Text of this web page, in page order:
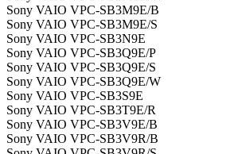
Sony VAIO VPC-SB3M9E/B
Sony VAIO VPC-SB3M9E/S
Sony VAIO VPC-SB3N9E
Sony VAIO VPC-SB3Q9E/P
Sony VAIO VPC-SB3Q9E/S
Sony VAIO VPC-SB3Q9E/W
Sony VAIO VPC-SB3S9E
Sony VAIO VPC-SB3T9E/R
Sony VAIO VPC-SB3V9E/B
Sony VAIO VPC-SB3V9R/B